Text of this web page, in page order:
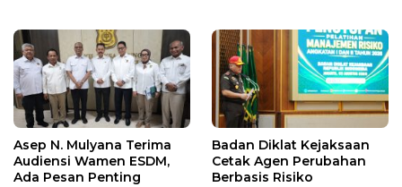
Asep N. Mulyana Terima
Audiensi Wamen ESDM,
Ada Pesan Penting
Badan Diklat Kejaksaan
Cetak Agen Perubahan
Berbasis Risiko